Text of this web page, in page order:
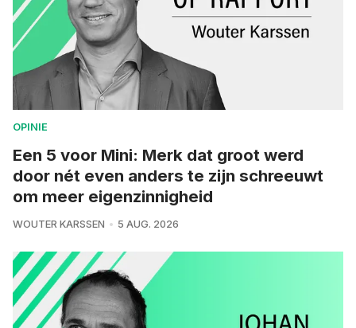
OPINIE
Een 5 voor Mini: Merk dat groot werd
door nét even anders te zijn schreeuwt
om meer eigenzinnigheid
WOUTER KARSSEN 5 AUG. 2026